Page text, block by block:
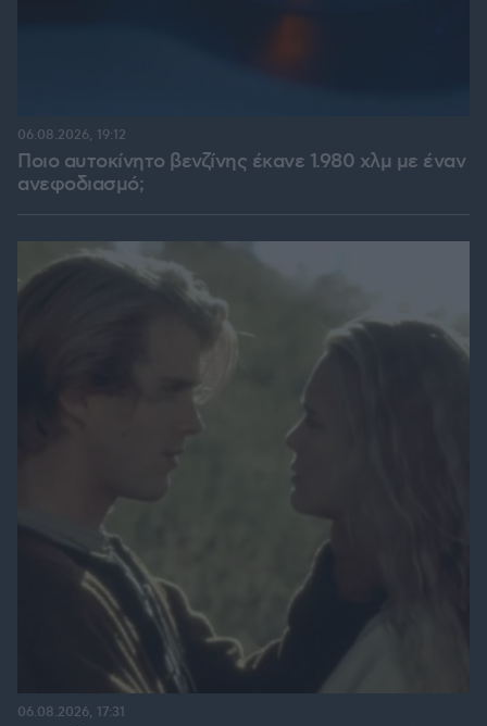
Ποιο αυτοκίνητο βενζίνης έκανε 1.980 χλμ με έναν
ανεφοδιασμό;
06.08.2026, 19:12
06.08.2026, 17:31